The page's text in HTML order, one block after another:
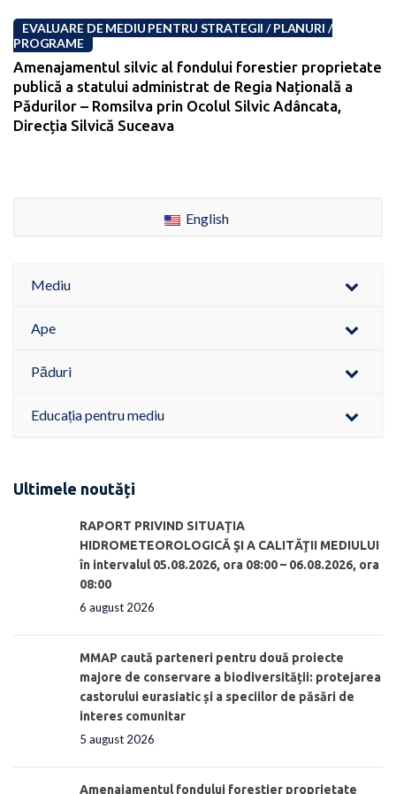
EVALUARE DE MEDIU PENTRU STRATEGII / PLANURI /
PROGRAME
Amenajamentul silvic al fondului forestier proprietate
publică a statului administrat de Regia Națională a
Pădurilor – Romsilva prin Ocolul Silvic Adâncata,
Direcția Silvică Suceava
English
Mediu
Ape
Păduri
Educația pentru mediu
Ultimele noutăți
RAPORT PRIVIND SITUAŢIA
HIDROMETEOROLOGICĂ ŞI A CALITĂŢII MEDIULUI
în intervalul 05.08.2026, ora 08:00 – 06.08.2026, ora
08:00
6 august 2026
MMAP caută parteneri pentru două proiecte
majore de conservare a biodiversității: protejarea
castorului eurasiatic și a speciilor de păsări de
interes comunitar
5 august 2026
Amenajamentul fondului forestier proprietate